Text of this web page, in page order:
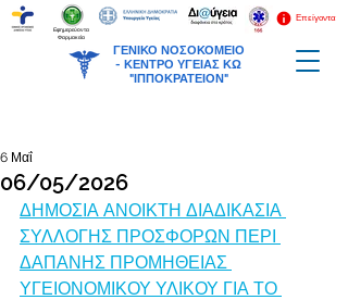
ΓΕΝΙΚΟ ΝΟΣΟΚΟΜΕΙΟ
- ΚΕΝΤΡΟ ΥΓΕΙΑΣ ΚΩ
"ΙΠΠΟΚΡΑΤΕΙΟΝ"
Επείγοντα
Εφημερεύοντα
Φαρμακεία
06/05/2026
6 Μαΐ
ΔΗΜΟΣΙΑ ΑΝΟΙΚΤΗ ΔΙΑΔΙΚΑΣΙΑ
ΣΥΛΛΟΓΗΣ ΠΡΟΣΦΟΡΩΝ ΠΕΡΙ
ΔΑΠΑΝΗΣ ΠΡΟΜΗΘΕΙΑΣ
ΥΓΕΙΟΝΟΜΙΚΟΥ ΥΛΙΚΟΥ ΓΙΑ ΤΟ